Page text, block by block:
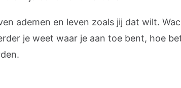
ademen en leven zoals jij dat wilt.
je weet waar je aan toe bent, hoe